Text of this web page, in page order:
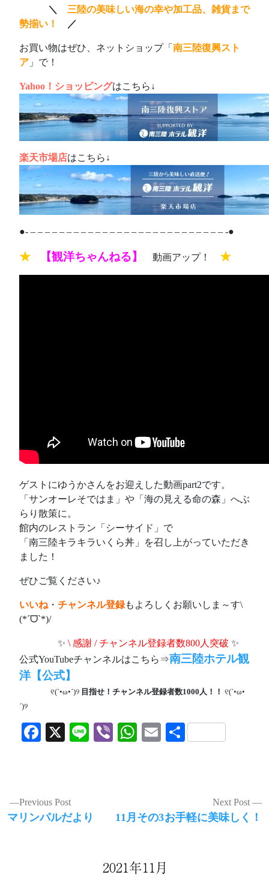
＼ 三陸の美味しい海の幸や加工品、雑貨まで
勢揃い！
／
お買い物はぜひ、ネットショップ「 南三陸復興スト
ア 」で！
Yahoo！ショッピングはこちら↓
楽天市場店はこちら↓
●- – – – – – – – – – – – – – – – – – – – – – – – – – – – -●
★ 【観洋ちゃんねる】 動画アップ！ ★
ゲストにゆうかさんをお迎えした動画part2です。
「サンオーレそではま」や「海の見える命の森」へぶ
らり散策に。
館内のレストラン「シーサイド」で
「南三陸キラキラいくら丼」を召し上がっていただき
ました！
ぜひご覧ください♪
いいね ・ チャンネル登録もよろしくお願いしま～す\
(*ˊᗜˋ*)/
✨ \ 感謝 / チャンネル登録者数800人突破 ✨
公式YouTubeチャンネルはこちら⇒南三陸ホテル観
洋【公式】
୧(`•ω•´)୨ 目指せ！チャンネル登録者数1000人！！ ୧(`•ω•
´)୨
Facebook
X LineViberWhatsApp
Email
共
投
稿
Previous Post
Previous
マリンパルだより 11月その3
Next Post
Next
お手軽に美味しく！
2021年11月